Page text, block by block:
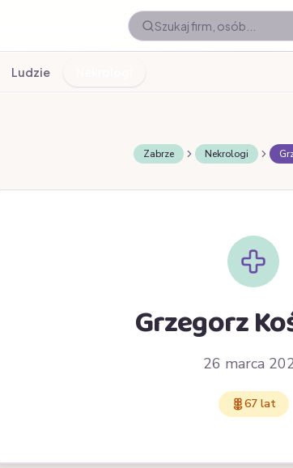
Ludzie
Zabrze Nekrologi
Grzegorz
26 marca
67 lat